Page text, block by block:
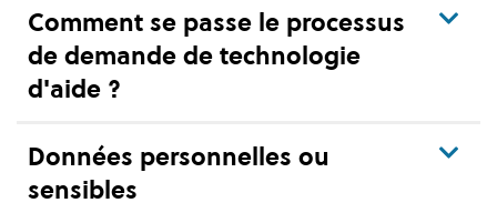
Comment se passe le processus
de demande de technologie
d'aide ?
Données personnelles ou
sensibles